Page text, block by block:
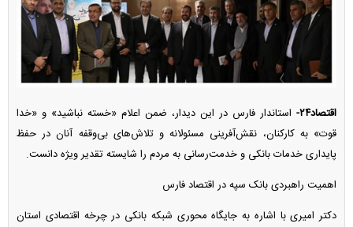
اقتصاد۲۴-
استاندار فارس در این دیدار، ضمن اعلام «خسته نباشید» و «خدا
قوت» به کارکنان، نقش‌آفرینی مسئولانه و تلاش‌های بی‌وقفه آنان در حفظ
پایداری خدمات بانکی و خدمت‌رسانی به مردم را شایسته تقدیر ویژه دانست.
اهمیت راهبردی بانک سپه در اقتصاد فارس
دکتر امیری با اشاره به جایگاه محوری شبکه بانکی در چرخه اقتصادی استان